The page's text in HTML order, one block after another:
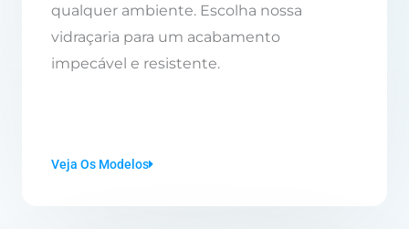
qualquer ambiente. Escolha nossa
vidraçaria para um acabamento
impecável e resistente.
Veja Os Modelos